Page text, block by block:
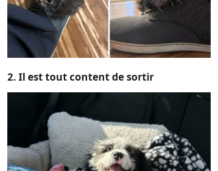
2. Il est tout content de sortir